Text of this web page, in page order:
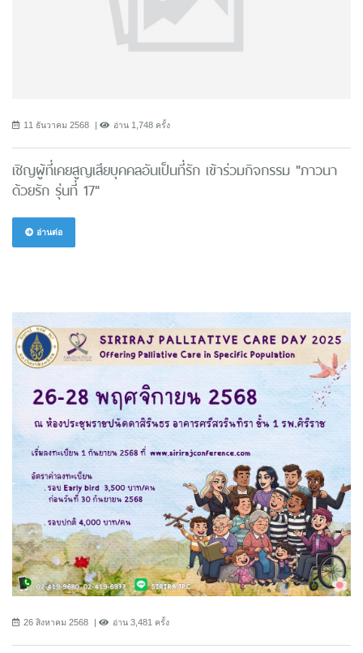
11 ธันวาคม 2568 อ่าน 1,748 ครั้ง
เชิญผู้ที่เคยสูญเสียบุคคลอันเป็นที่รัก เข้าร่วมกิจกรรม "ภาวนา
ด้วยรัก รุ่นที่ 17"
อ่านต่อ
26 สิงหาคม 2568 อ่าน 3,481 ครั้ง